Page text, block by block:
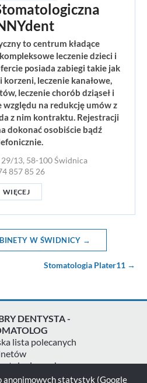
to centrum kładące
leczenie dzieci i
posiada zabiegi takie jak
leczenie kanałowe,
leczenie chorób dziąseł i
względu na redukcję umów z
z nim kontraktu. Rejestracji
dokonać osobiście bądź
29/13, 58-100 Świdnica
857 85 26
WIĘCEJ
W ŚWIDNICY →
Stomatologia Plater11 →
DENTYSTA -
lista polecanych
anonimowych statystyk (Google